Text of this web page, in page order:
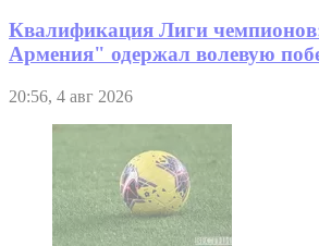
Квалификация Лиги
Армения" одержал волевую
20:56, 4 авг 2026